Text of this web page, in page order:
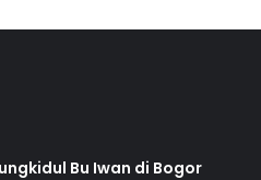
Bu Iwan di Bogor